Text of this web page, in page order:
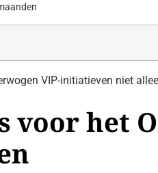
VIP-initiatieven niet
voor het